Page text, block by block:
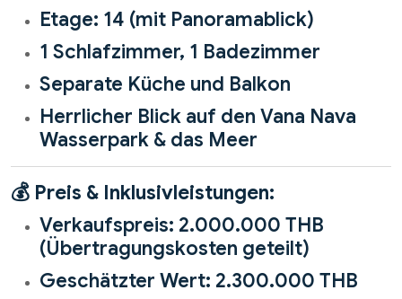
Etage: 14 (mit Panoramablick)
1 Schlafzimmer, 1 Badezimmer
Separate Küche und Balkon
Herrlicher Blick auf den Vana Nava
Wasserpark & das Meer
💰 Preis & Inklusivleistungen:
Verkaufspreis: 2.000.000 THB
(Übertragungskosten geteilt)
Geschätzter Wert: 2.300.000 THB